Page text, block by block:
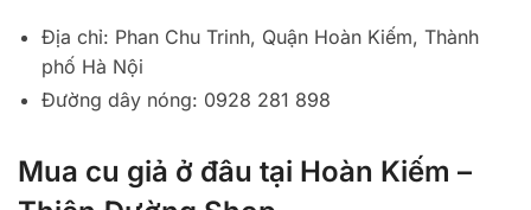
Địa chỉ: Phan Chu Trinh, Quận Hoàn Kiếm, Thành
phố Hà Nội
Đường dây nóng: 0928 281 898
Mua cu giả ở đâu tại Hoàn Kiếm –